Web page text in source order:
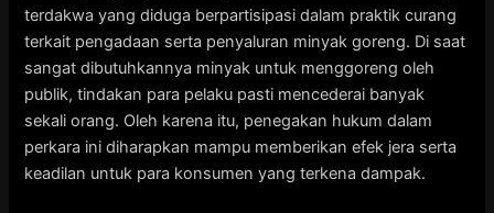
terdakwa yang diduga berpartisipasi dalam praktik curang
terkait pengadaan serta penyaluran minyak goreng. Di saat
sangat dibutuhkannya minyak untuk menggoreng oleh
publik, tindakan para pelaku pasti mencederai banyak
sekali orang. Oleh karena itu, penegakan hukum dalam
perkara ini diharapkan mampu memberikan efek jera serta
keadilan untuk para konsumen yang terkena dampak.